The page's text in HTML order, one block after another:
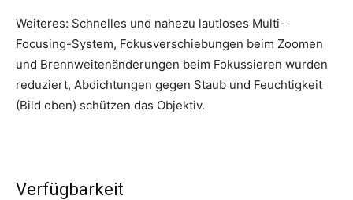
Weiteres: Schnelles und nahezu lautloses Multi-
Focusing-System, Fokusverschiebungen beim Zoomen
und Brennweitenänderungen beim Fokussieren wurden
reduziert, Abdichtungen gegen Staub und Feuchtigkeit
(Bild oben) schützen das Objektiv.
Verfügbarkeit